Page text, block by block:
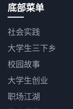
底部菜单
社会实践
大学生三下乡
校园故事
大学生创业
职场江湖